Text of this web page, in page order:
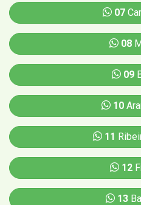
07
08
09
10
11
12
13